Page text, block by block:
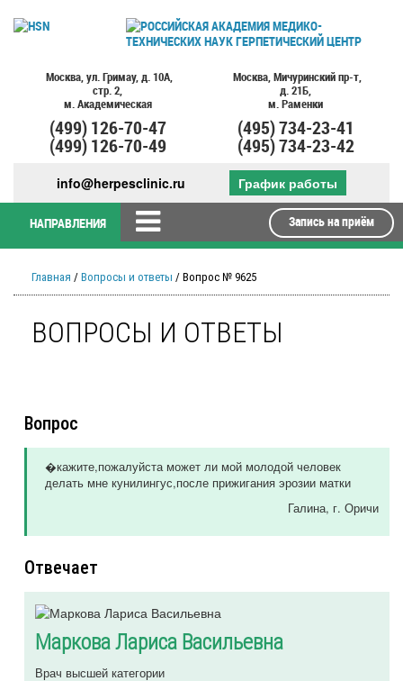
Москва, ул. Гримау, д. 10А,
стр. 2,
м. Академическая
(499)126-70-47
(499)126-70-49
Москва, Мичуринский пр-т,
д. 21Б,
м. Раменки
(495)734-23-41
(495)734-23-42
info@herpesclinic.ru График работы
НАПРАВЛЕНИЯ Запись на приём
Главная / Вопросы и ответы / Вопрос № 9625
ВОПРОСЫ И ОТВЕТЫ
Вопрос
�кажите,пожалуйста может ли мой молодой человек
делать мне кунилингус,после прижигания эрозии матки
Галина, г. Оричи
Отвечает
Маркова Лариса Васильевна
Врач высшей категории